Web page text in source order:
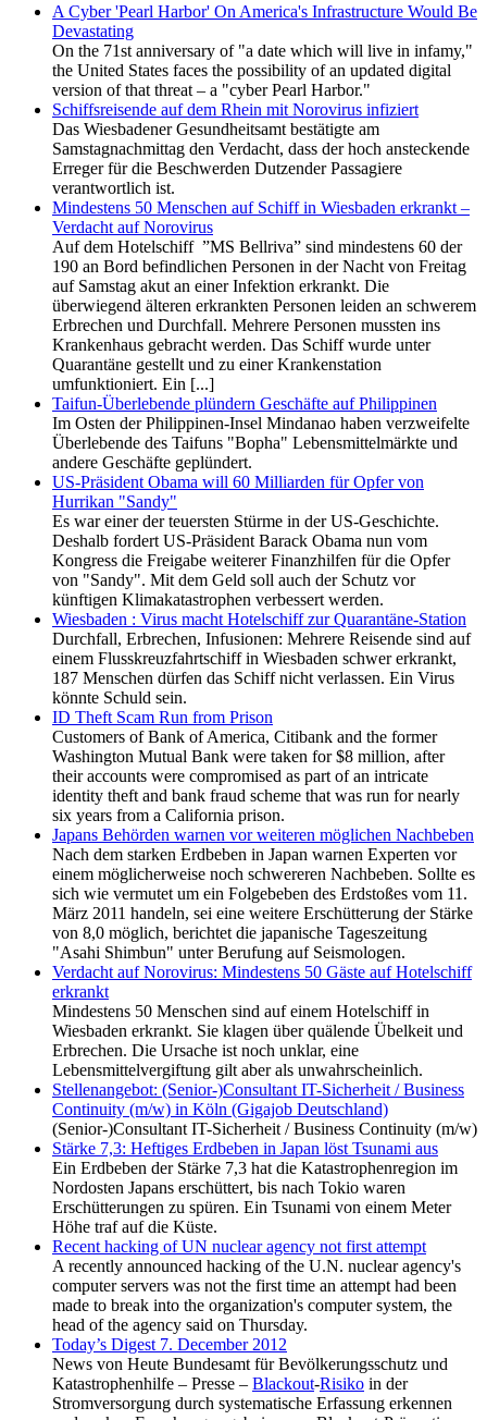
A Cyber 'Pearl Harbor' On America's Infrastructure Would Be
Devastating
On the 71st anniversary of "a date which will live in infamy,"
the United States faces the possibility of an updated digital
version of that threat – a "cyber Pearl Harbor."
Schiffsreisende auf dem Rhein mit Norovirus infiziert
Das Wiesbadener Gesundheitsamt bestätigte am
Samstagnachmittag den Verdacht, dass der hoch ansteckende
Erreger für die Beschwerden Dutzender Passagiere
verantwortlich ist.
Mindestens 50 Menschen auf Schiff in Wiesbaden erkrankt –
Verdacht auf Norovirus
Auf dem Hotelschiff ”MS Bellriva” sind mindestens 60 der
190 an Bord befindlichen Personen in der Nacht von Freitag
auf Samstag akut an einer Infektion erkrankt. Die
überwiegend älteren erkrankten Personen leiden an schwerem
Erbrechen und Durchfall. Mehrere Personen mussten ins
Krankenhaus gebracht werden. Das Schiff wurde unter
Quarantäne gestellt und zu einer Krankenstation
umfunktioniert. Ein [...]
Taifun-Überlebende plündern Geschäfte auf Philippinen
Im Osten der Philippinen-Insel Mindanao haben verzweifelte
Überlebende des Taifuns "Bopha" Lebensmittelmärkte und
andere Geschäfte geplündert.
US-Präsident Obama will 60 Milliarden für Opfer von
Hurrikan "Sandy"
Es war einer der teuersten Stürme in der US-Geschichte.
Deshalb fordert US-Präsident Barack Obama nun vom
Kongress die Freigabe weiterer Finanzhilfen für die Opfer
von "Sandy". Mit dem Geld soll auch der Schutz vor
künftigen Klimakatastrophen verbessert werden.
Wiesbaden : Virus macht Hotelschiff zur Quarantäne-Station
Durchfall, Erbrechen, Infusionen: Mehrere Reisende sind auf
einem Flusskreuzfahrtschiff in Wiesbaden schwer erkrankt,
187 Menschen dürfen das Schiff nicht verlassen. Ein Virus
könnte Schuld sein.
ID Theft Scam Run from Prison
Customers of Bank of America, Citibank and the former
Washington Mutual Bank were taken for $8 million, after
their accounts were compromised as part of an intricate
identity theft and bank fraud scheme that was run for nearly
six years from a California prison.
Japans Behörden warnen vor weiteren möglichen Nachbeben
Nach dem starken Erdbeben in Japan warnen Experten vor
einem möglicherweise noch schwereren Nachbeben. Sollte es
sich wie vermutet um ein Folgebeben des Erdstoßes vom 11.
März 2011 handeln, sei eine weitere Erschütterung der Stärke
von 8,0 möglich, berichtet die japanische Tageszeitung
"Asahi Shimbun" unter Berufung auf Seismologen.
Verdacht auf Norovirus: Mindestens 50 Gäste auf Hotelschiff
erkrankt
Mindestens 50 Menschen sind auf einem Hotelschiff in
Wiesbaden erkrankt. Sie klagen über quälende Übelkeit und
Erbrechen. Die Ursache ist noch unklar, eine
Lebensmittelvergiftung gilt aber als unwahrscheinlich.
Stellenangebot: (Senior-)Consultant IT-Sicherheit / Business
Continuity (m/w) in Köln (Gigajob Deutschland)
(Senior-)Consultant IT-Sicherheit / Business Continuity (m/w)
Stärke 7,3: Heftiges Erdbeben in Japan löst Tsunami aus
Ein Erdbeben der Stärke 7,3 hat die Katastrophenregion im
Nordosten Japans erschüttert, bis nach Tokio waren
Erschütterungen zu spüren. Ein Tsunami von einem Meter
Höhe traf auf die Küste.
Recent hacking of UN nuclear agency not first attempt
A recently announced hacking of the U.N. nuclear agency's
computer servers was not the first time an attempt had been
made to break into the organization's computer system, the
head of the agency said on Thursday.
Today’s Digest 7. December 2012
News von Heute Bundesamt für Bevölkerungsschutz und
Katastrophenhilfe – Presse – Blackout-Risiko in der
Stromversorgung durch systematische Erfassung erkennen